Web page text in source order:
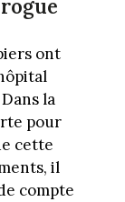
ont
la
pour
cette
il
compte